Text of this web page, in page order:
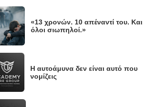
«13 χρονών. 10 απέναντί του. Και
όλοι σιωπηλοί.»
Η αυτοάμυνα δεν είναι αυτό που
νομίζεις